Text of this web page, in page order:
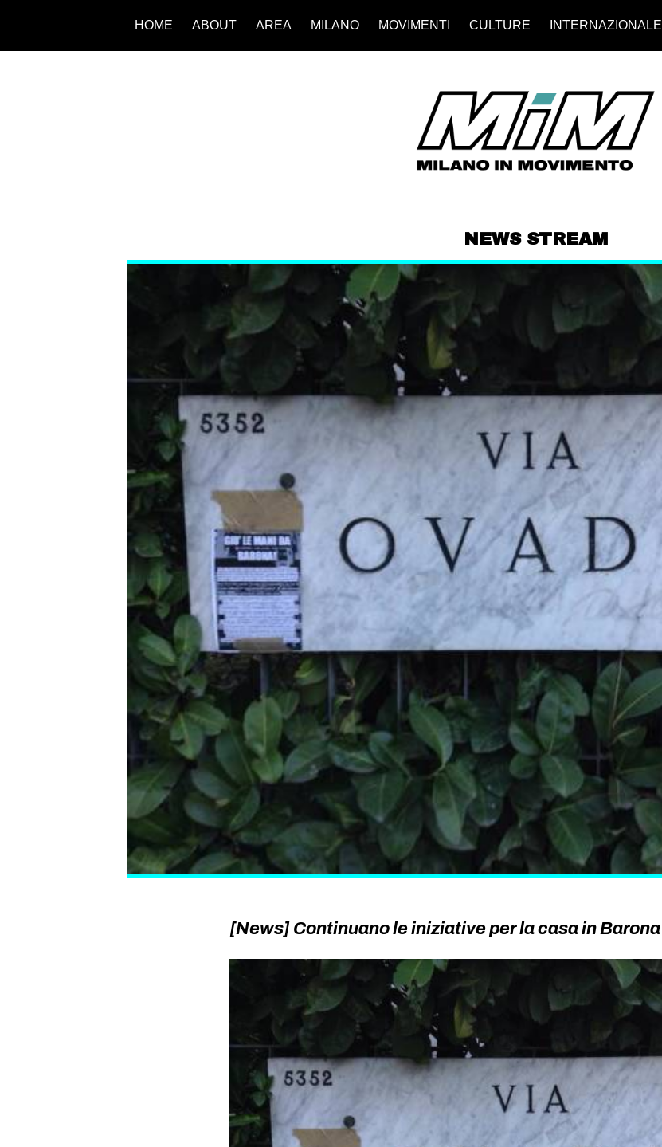
HOME ABOUT AREA MILANO MOVIMENTI CULTURE INTERNAZIONALE
NEWS STREAM
[News] Continuano le iniziative per la casa in Barona